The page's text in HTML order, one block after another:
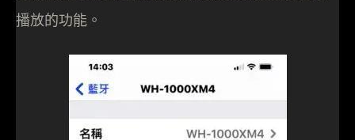
播放的功能。